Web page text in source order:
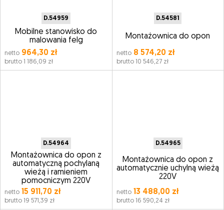
D.54959
Mobilne stanowisko do
malowania felg
netto 964,30 zł
brutto 1 186,09 zł
D.54581
Montażownica do opon
netto8 574,20 zł
brutto 10 546,27 zł
D.54964
Montażownica do opon z
automatyczną pochylaną
wieżą i ramieniem
pomocniczym 220V
netto 15 911,70 zł
brutto 19 571,39 zł
D.54965
Montażownica do opon z
automatycznie uchylną wieżą
220V
netto13 488,00 zł
brutto 16 590,24 zł